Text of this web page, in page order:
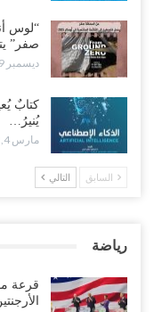
“لوس
صفر”
ديسمبر 19, 2024
كتابٌ
يُنيرُ…
مارس 4, 2024
السابق التالي
رياضة